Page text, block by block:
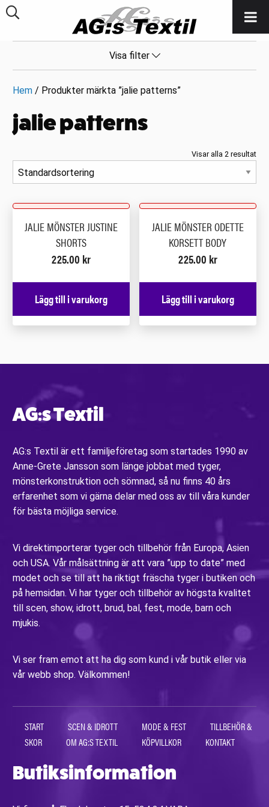
Visa filter
Hem / Produkter märkta ”jalie patterns”
jalie patterns
Visar alla 2 resultat
JALIE MÖNSTER JUSTINE
SHORTS
225.00 kr
Lägg till i varukorg
JALIE MÖNSTER ODETTE
KORSETT BODY
225.00 kr
Lägg till i varukorg
AG:s Textil
AG:s Textil är ett familjeföretag som startades 1990 av
Anne-Grete Jansson som länge jobbat med tyger,
mönsterkonstruktion och sömnad, så nu finns 40 års
erfarenhet som vi gärna delar med oss av till våra kunder
för bästa möjliga service.
Vi direktimporterar tyger och tillbehör från Europa, Asien
och USA. Vår målsättning är att vara ”upp to date” med
modet och se till att ha riktigt fräscha tyger i butiken och
på hemsidan. Vi har tyger och tillbehör av högsta kvalitet
till scen, show, idrott, brud, bal, fest, mode, barn och
mjukis.
Vi ser fram emot att ha dig som kund i vår butik eller via
vår webb shop. Välkommen!
START SCEN & IDROTT MODE & FEST
TILLBEHÖR &
SKOR
OM AG:S TEXTIL KÖPVILLKOR KONTAKT
Butiksinformation